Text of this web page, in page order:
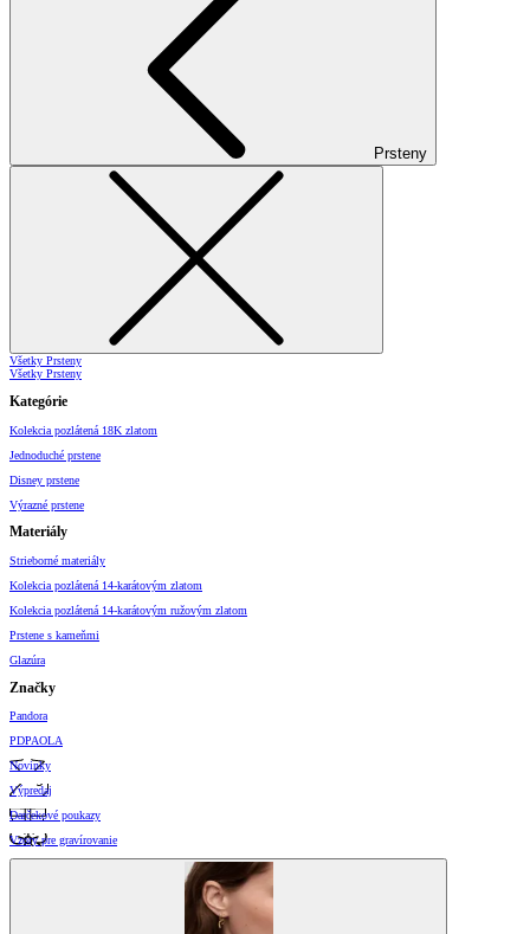
Prsteny
Všetky Prsteny
Všetky Prsteny
Kategórie
Kolekcia pozlátená 18K zlatom
Jednoduché prstene
Disney prstene
Výrazné prstene
Materiály
Strieborné materiály
Kolekcia pozlátená 14-karátovým zlatom
Kolekcia pozlátená 14-karátovým ružovým zlatom
Prstene s kameňmi
Glazúra
Značky
Pandora
PDPAOLA
Novinky
Výpredaj
Darčekové poukazy
Vzory pre gravírovanie